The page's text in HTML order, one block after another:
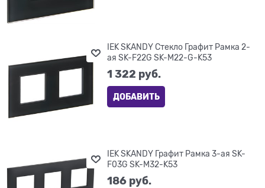
IEK SKANDY Стекло Графит Рамка 2-
ая SK-F22G SK-M22-G-K53
1 322 руб.
ДОБАВИТЬ
IEK SKANDY Графит Рамка 3-ая SK-
F03G SK-M32-K53
186 руб.